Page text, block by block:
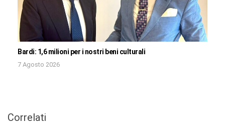
Bardi: 1,6 milioni per i nostri beni culturali
7 Agosto 2026
Correlati